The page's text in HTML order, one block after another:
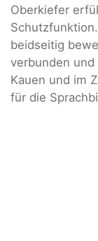
Oberkiefer
beidseitig
verbunden
Kauen und im
für die